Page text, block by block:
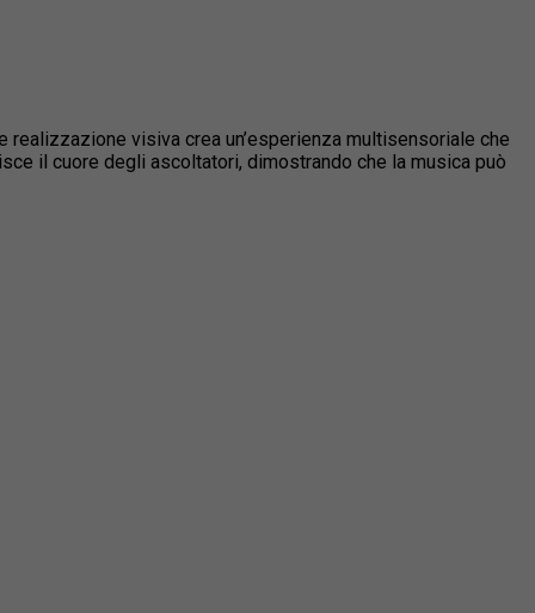
realizzazione visiva crea un’esperienza multisensoriale che
il cuore degli ascoltatori, dimostrando che la musica può